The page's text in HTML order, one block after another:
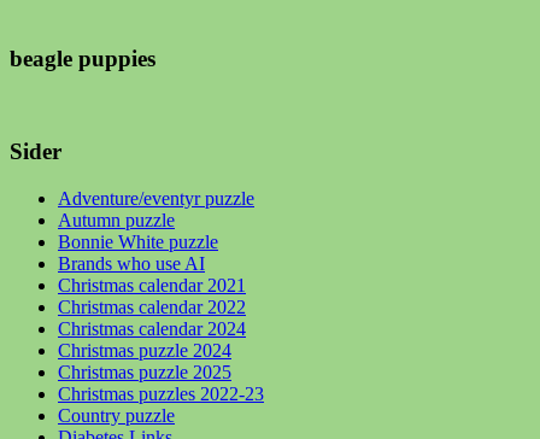
beagle puppies
Sider
Adventure/eventyr puzzle
Autumn puzzle
Bonnie White puzzle
Brands who use AI
Christmas calendar 2021
Christmas calendar 2022
Christmas calendar 2024
Christmas puzzle 2024
Christmas puzzle 2025
Christmas puzzles 2022-23
Country puzzle